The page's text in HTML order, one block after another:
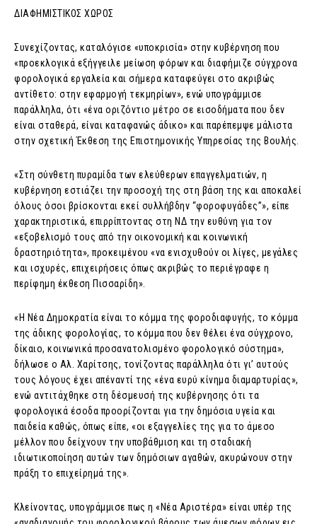
ΔΙΑΦΗΜΙΣΤΙΚΟΣ ΧΩΡΟΣ
Συνεχίζοντας, καταλόγισε «υποκρισία» στην κυβέρνηση που
«προεκλογικά εξήγγειλε μείωση φόρων και διαφήμιζε σύγχρονα
φορολογικά εργαλεία και σήμερα καταφεύγει στο ακριβώς
αντίθετο: στην εφαρμογή τεκμηρίων», ενώ υπογράμμισε
παράλληλα, ότι «ένα οριζόντιο μέτρο σε εισοδήματα που δεν
είναι σταθερά, είναι καταφανώς άδικο» και παρέπεμψε μάλιστα
στην σχετική Έκθεση της Επιστημονικής Υπηρεσίας της Βουλής.
«Στη σύνθετη πυραμίδα των ελεύθερων επαγγελματιών, η
κυβέρνηση εστιάζει την προσοχή της στη βάση της και αποκαλεί
όλους όσοι βρίσκονται εκεί συλλήβδην “φοροφυγάδες”», είπε
χαρακτηριστικά, επιρρίπτοντας στη ΝΔ την ευθύνη για τον
«εξοβελισμό τους από την οικονομική και κοινωνική
δραστηριότητα», προκειμένου «να ενισχυθούν οι λίγες, μεγάλες
και ισχυρές, επιχειρήσεις όπως ακριβώς το περιέγραφε η
περίφημη έκθεση Πισσαρίδη».
«Η Νέα Δημοκρατία είναι το κόμμα της φοροδιαφυγής, το κόμμα
της άδικης φορολογίας, το κόμμα που δεν θέλει ένα σύγχρονο,
δίκαιο, κοινωνικά προσανατολισμένο φορολογικό σύστημα»,
δήλωσε ο Αλ. Χαρίτσης, τονίζοντας παράλληλα ότι γι’ αυτούς
τους λόγους έχει απέναντί της «ένα ευρύ κίνημα διαμαρτυρίας»,
ενώ αντιτάχθηκε στη δέσμευσή της κυβέρνησης ότι τα
φορολογικά έσοδα προορίζονται για την δημόσια υγεία και
παιδεία καθώς, όπως είπε, «οι εξαγγελίες της για το άμεσο
μέλλον που δείχνουν την υποβάθμιση και τη σταδιακή
ιδιωτικοποίηση αυτών των δημόσιων αγαθών, ακυρώνουν στην
πράξη το επιχείρημά της».
Κλείνοντας, υπογράμμισε πως η «Νέα Αριστέρα» είναι υπέρ της